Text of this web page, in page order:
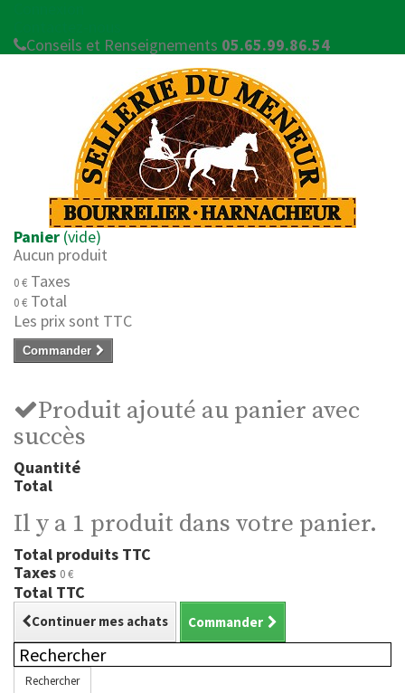
Conseils et Renseignements 05.65.99.86.54
Panier (vide)
Aucun produit
0 € Taxes
0 € Total
Les prix sont TTC
Commander
Produit ajouté au panier avec
succès
Quantité
Total
Il y a 1 produit dans votre panier.
Total produits TTC
Taxes 0 €
Total TTC
Continuer mes achats Commander
Rechercher